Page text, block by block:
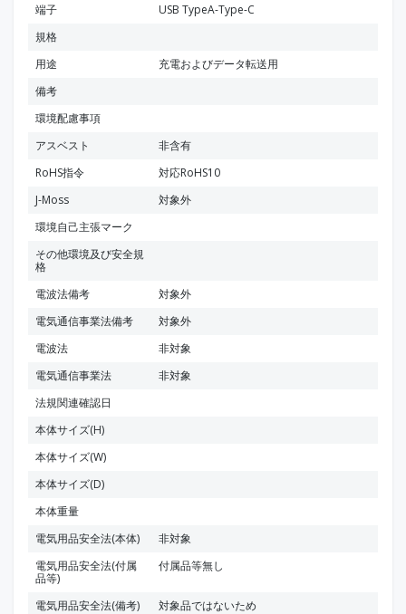
端子
USB TypeA-Type-C
規格
用途
充電およびデータ転送用
備考
環境配慮事項
アスベスト
非含有
RoHS指令
対応RoHS10
J-Moss
対象外
環境自己主張マーク
その他環境及び安全規
格
電波法備考
対象外
電気通信事業法備考
対象外
電波法
非対象
電気通信事業法
非対象
法規関連確認日
本体サイズ(H)
本体サイズ(W)
本体サイズ(D)
本体重量
電気用品安全法(本体)
非対象
電気用品安全法(付属
品等)
付属品等無し
電気用品安全法(備考) 対象品ではないため